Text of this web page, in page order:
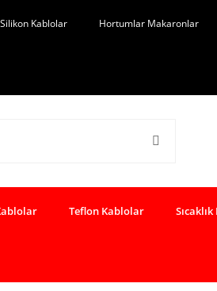
Silikon Kablolar Hortumlar Makaronlar
Teflon Kablolar